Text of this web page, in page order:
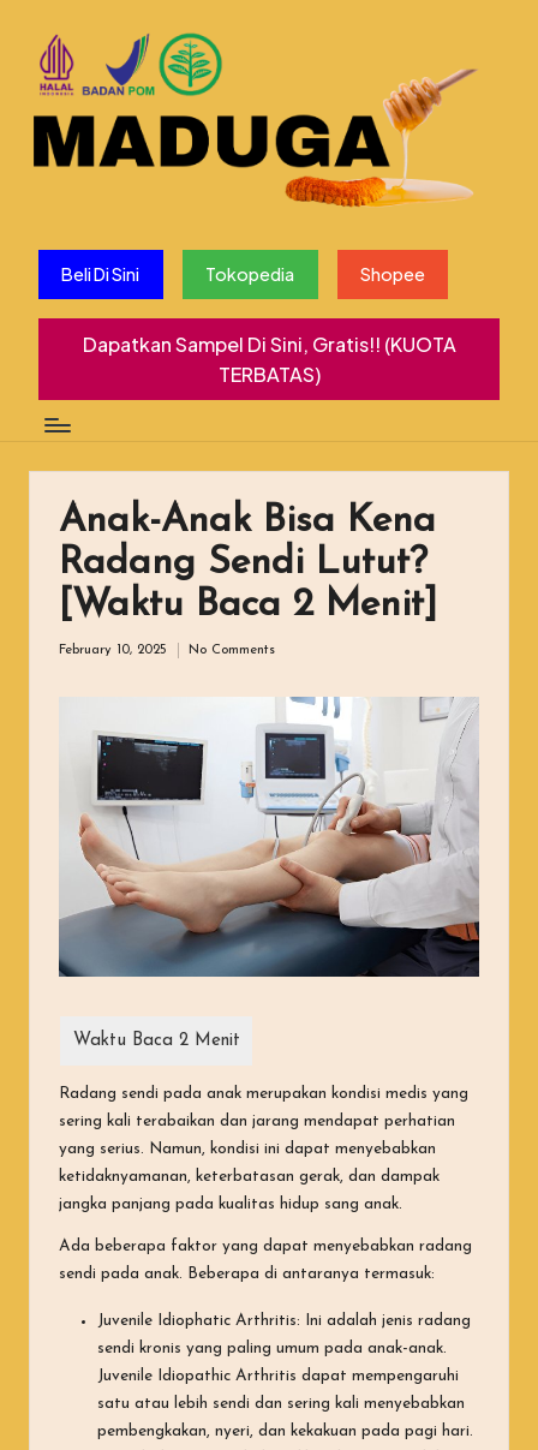
Beli Di Sini Tokopedia Shopee
Dapatkan Sampel Di Sini, Gratis!! (KUOTA
TERBATAS)
Anak-Anak Bisa Kena
Radang Sendi Lutut?
[Waktu Baca 2 Menit]
February 10, 2025 No Comments
Radang sendi pada anak merupakan kondisi medis yang
sering kali terabaikan dan jarang mendapat perhatian
yang serius. Namun, kondisi ini dapat menyebabkan
ketidaknyamanan, keterbatasan gerak, dan dampak
jangka panjang pada kualitas hidup sang anak.
Ada beberapa faktor yang dapat menyebabkan radang
sendi pada anak. Beberapa di antaranya termasuk:
Juvenile Idiophatic Arthritis: Ini adalah jenis radang
sendi kronis yang paling umum pada anak-anak.
Juvenile Idiopathic Arthritis dapat mempengaruhi
satu atau lebih sendi dan sering kali menyebabkan
pembengkakan, nyeri, dan kekakuan pada pagi hari.